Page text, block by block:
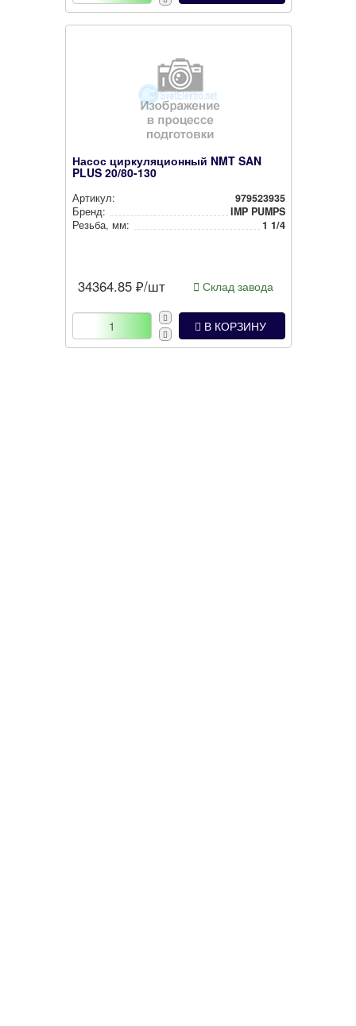
Насос циркуляционный NMT SAN
PLUS 20/80-130
Артикул:
979523935
Бренд:
IMP PUMPS
Резьба, мм:
1 1/4
34364.85 ₽/шт Склад завода
В КОРЗИНУ